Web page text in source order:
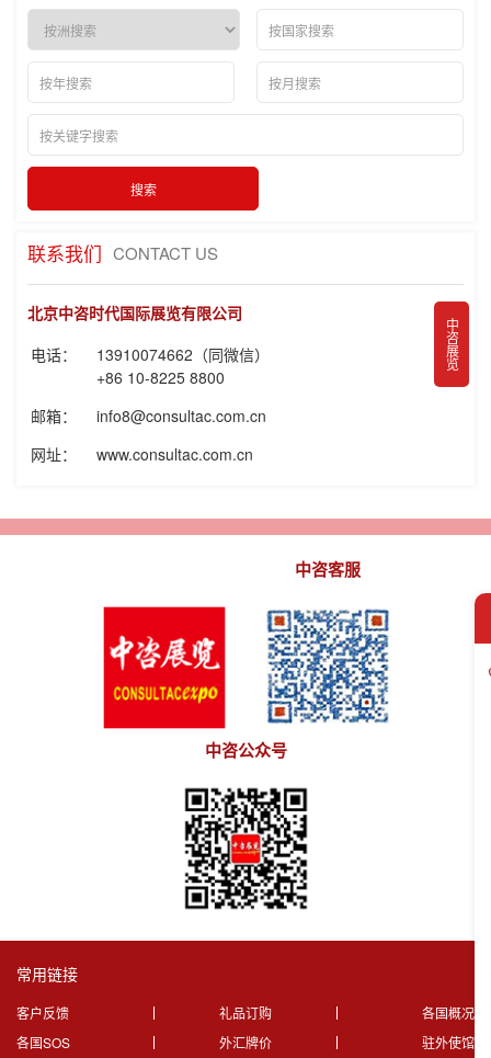
联系我们 CONTACT US
北京中咨时代国际展览有限公司
电话：
13910074662（同微信）
+86 10-8225 8800
邮箱：
info8@consultac.com.cn
网址：
www.consultac.com.cn
中咨展览
中咨客服
中咨公众号
常用链接
客户反馈 礼品订购
各国概况
各国SOS
外汇牌价 驻外使馆